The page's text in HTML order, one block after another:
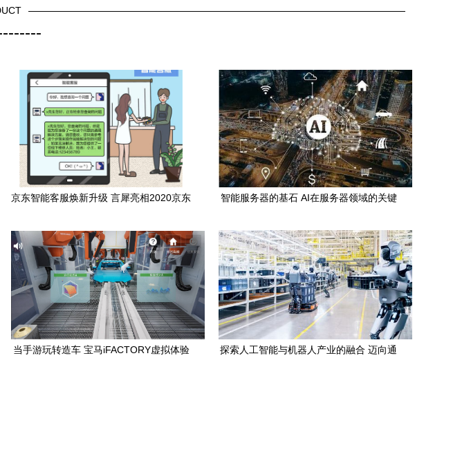
京东智能客服焕新升级 言犀亮相2020京东
智能服务器的基石 AI在服务器领域的关键
当手游玩转造车 宝马iFACTORY虚拟体验
探索人工智能与机器人产业的融合 迈向通